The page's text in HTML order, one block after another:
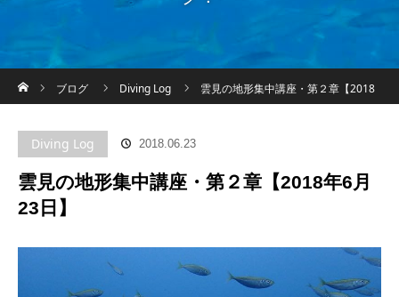
ブログ
Diving Log 雲見の地形集中講座・第２章【2018
Diving Log 2018.06.23
雲見の地形集中講座・第２章【2018年6月
23日】